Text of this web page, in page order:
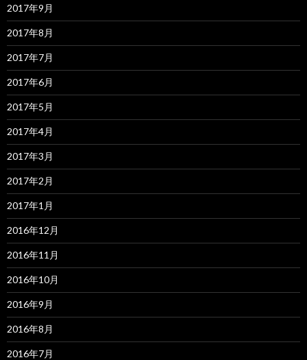
2017年9月
2017年8月
2017年7月
2017年6月
2017年5月
2017年4月
2017年3月
2017年2月
2017年1月
2016年12月
2016年11月
2016年10月
2016年9月
2016年8月
2016年7月